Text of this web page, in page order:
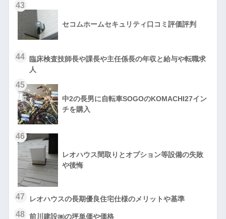
43
セコムホームセキュリティ口コミ評価評判
44
臨床検査技師長や課長や主任係長の年収と給与や転職求
人
45
中2の長男に自転車SOGOのKOMACHI27イン
チを購入
46
レオハウス間取りとオプション等設備の失敗
や後悔
47 レオハウスの長期優良住宅仕様のメリットや基準
48 前川建設㈱の坪単価や価格